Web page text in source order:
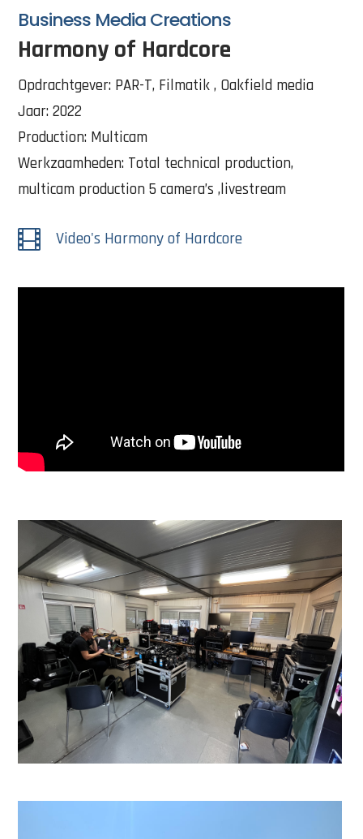
Business Media Creations
Harmony of Hardcore
Opdrachtgever: PAR-T, Filmatik , Oakfield media
Jaar: 2022
Production: Multicam
Werkzaamheden: Total technical production,
multicam production 5 camera’s ,livestream
 Video's Harmony of Hardcore